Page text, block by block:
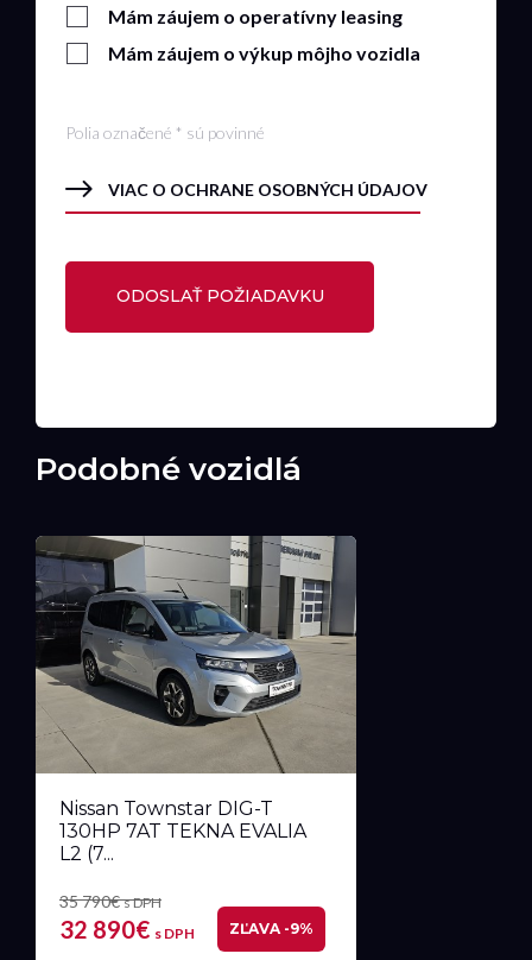
Mám záujem o operatívny leasing
Mám záujem o výkup môjho vozidla
Polia označené * sú povinné
VIAC O OCHRANE OSOBNÝCH ÚDAJOV
Podobné vozidlá
Nissan Townstar DIG-T
130HP 7AT TEKNA EVALIA
L2 (7...
35 790€s DPH
32 890€ s DPH ZĽAVA -9%